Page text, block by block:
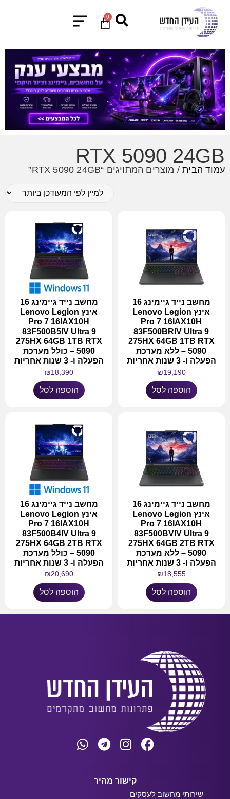
0
RTX 5090 24GB
עמוד הבית/ מוצרים המתויגים “RTX 5090 24GB”
מחשב נייד גיימינג 16
אינץ Lenovo Legion
Pro 7 16IAX10H
83F500BRIV Ultra 9
275HX 64GB 1TB RTX
5090 – ללא מערכת
הפעלה ו- 3 שנות אחריות
₪19,190
הוספה לסל
מחשב נייד גיימינג 16
אינץ Lenovo Legion
Pro 7 16IAX10H
83F500B5IV Ultra 9
275HX 64GB 1TB RTX
5090 – כולל מערכת
הפעלה ו- 3 שנות אחריות
₪18,390
הוספה לסל
מחשב נייד גיימינג 16
אינץ Lenovo Legion
Pro 7 16IAX10H
83F500BVIV Ultra 9
275HX 64GB 2TB RTX
5090 – ללא מערכת
הפעלה ו- 3 שנות אחריות
₪18,555
הוספה לסל
מחשב נייד גיימינג 16
אינץ Lenovo Legion
Pro 7 16IAX10H
83F500B4IV Ultra 9
275HX 64GB 2TB RTX
5090 – כולל מערכת
הפעלה ו- 3 שנות אחריות
₪20,690
הוספה לסל
קישור מהיר
שירותי מחשוב לעסקים